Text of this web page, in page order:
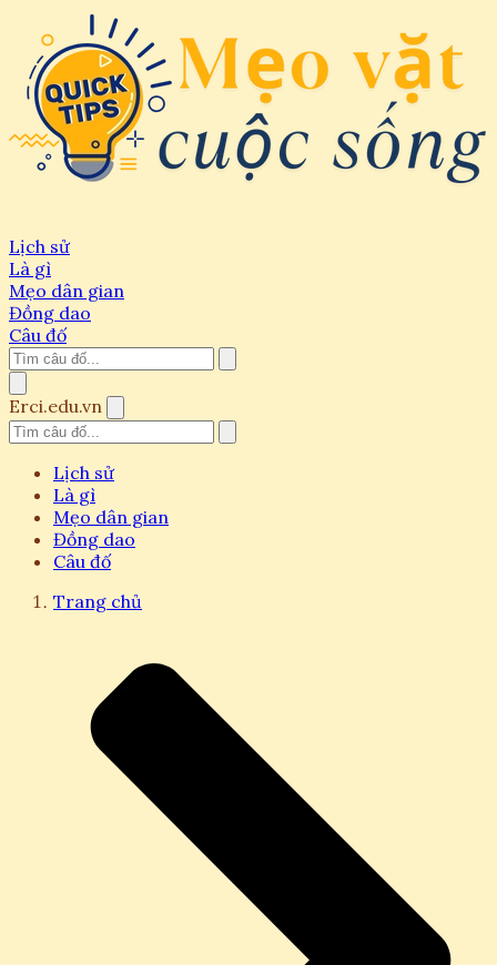
Lịch sử
Là gì
Mẹo dân gian
Đồng dao
Câu đố
Erci.edu.vn
Lịch sử
Là gì
Mẹo dân gian
Đồng dao
Câu đố
Trang chủ